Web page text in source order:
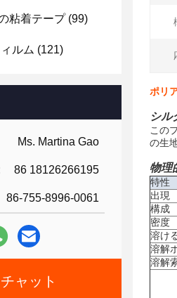
粘着テープ(99)
ルム (121)
Ms. Martina Gao
86 18126266195
86-755-8996-0061
チャット
ポリ
シル
この
の生
物理
特性
出現
構成
密度
溶け
溶解
溶解